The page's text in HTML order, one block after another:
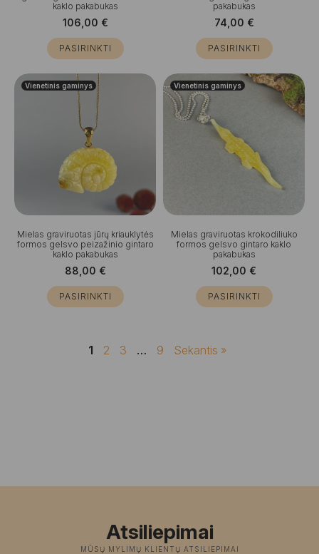
kaklo pakabukas
106,00 €
PASIRINKTI
pakabukas
74,00 €
PASIRINKTI
Vienetinis gaminys
Mielas graviruotas jūrų kriauklytės
formos gelsvo peizažinio gintaro
kaklo pakabukas
88,00 €
PASIRINKTI
Vienetinis gaminys
Mielas graviruotas krokodiliuko
formos gelsvo gintaro kaklo
pakabukas
102,00 €
PASIRINKTI
1 2 3 … 9 Sekantis »
Atsiliepimai
MŪSŲ MYLIMŲ KLIENTŲ ATSILIEPIMAI